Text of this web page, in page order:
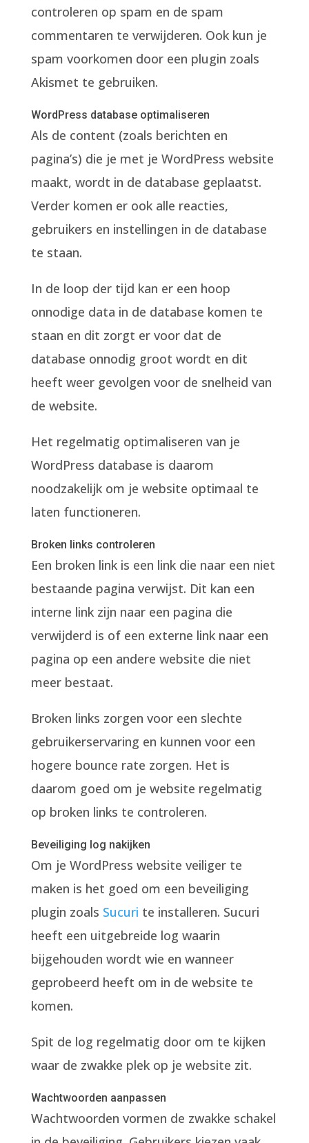
controleren op spam en de spam
commentaren te verwijderen. Ook kun je
spam voorkomen door een plugin zoals
Akismet te gebruiken.
WordPress database optimaliseren
Als de content (zoals berichten en
pagina’s) die je met je WordPress website
maakt, wordt in de database geplaatst.
Verder komen er ook alle reacties,
gebruikers en instellingen in de database
te staan.
In de loop der tijd kan er een hoop
onnodige data in de database komen te
staan en dit zorgt er voor dat de
database onnodig groot wordt en dit
heeft weer gevolgen voor de snelheid van
de website.
Het regelmatig optimaliseren van je
WordPress database is daarom
noodzakelijk om je website optimaal te
laten functioneren.
Broken links controleren
Een broken link is een link die naar een niet
bestaande pagina verwijst. Dit kan een
interne link zijn naar een pagina die
verwijderd is of een externe link naar een
pagina op een andere website die niet
meer bestaat.
Broken links zorgen voor een slechte
gebruikerservaring en kunnen voor een
hogere bounce rate zorgen. Het is
daarom goed om je website regelmatig
op broken links te controleren.
Beveiliging log nakijken
Om je WordPress website veiliger te
maken is het goed om een beveiliging
plugin zoals Sucuri te installeren. Sucuri
heeft een uitgebreide log waarin
bijgehouden wordt wie en wanneer
geprobeerd heeft om in de website te
komen.
Spit de log regelmatig door om te kijken
waar de zwakke plek op je website zit.
Wachtwoorden aanpassen
Wachtwoorden vormen de zwakke schakel